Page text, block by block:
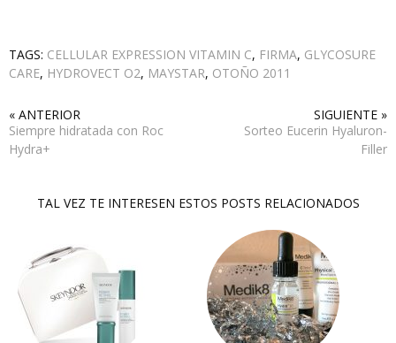
TAGS: CELLULAR EXPRESSION VITAMIN C, FIRMA, GLYCOSURE
CARE, HYDROVECT O2, MAYSTAR, OTOÑO 2011
« ANTERIOR
Siempre hidratada con Roc
Hydra+
SIGUIENTE »
Sorteo Eucerin Hyaluron-
Filler
TAL VEZ TE INTERESEN ESTOS POSTS RELACIONADOS